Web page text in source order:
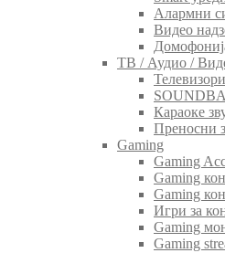
Алармни
Видео
ТВ / Аудио /
Телевизори
Караоке
Преносни
Gaming
Gaming
Gaming
Gaming
Игри за
Gaming
Gaming